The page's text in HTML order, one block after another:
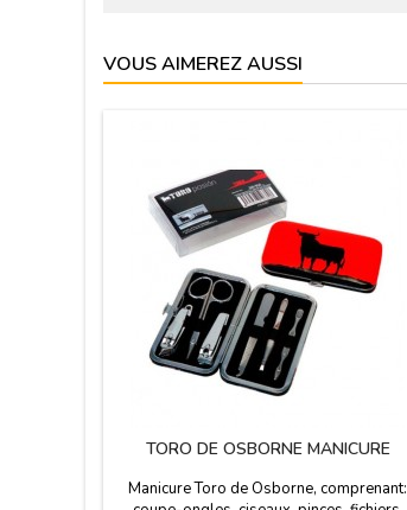
VOUS AIMEREZ AUSSI
TORO DE OSBORNE MANICURE
Manicure Toro de Osborne, comprenant: